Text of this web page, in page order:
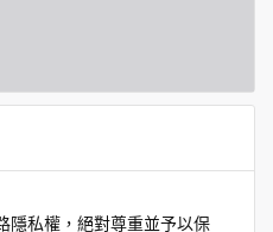
隱私權，絕對尊重並予以保